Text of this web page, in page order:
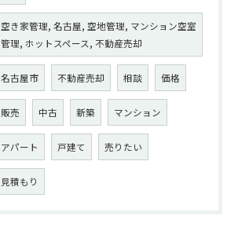
空き家管理, 名古屋, 空地管理, マンション空室
管理, ホットスペース, 不動産売却
名古屋市 不動産売却 相談 価格
販売 中古 新築 マンション
アパート 戸建て 売りたい
見積もり